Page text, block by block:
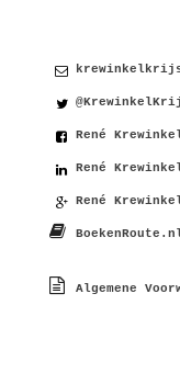
René
René
René
Algemene